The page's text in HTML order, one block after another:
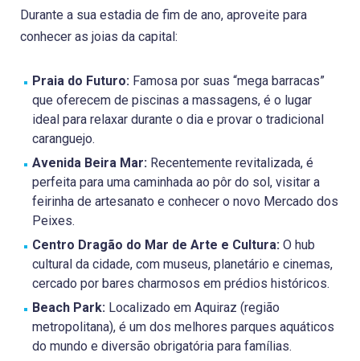
Durante a sua estadia de fim de ano, aproveite para
conhecer as joias da capital:
Praia do Futuro: Famosa por suas “mega barracas”
que oferecem de piscinas a massagens, é o lugar
ideal para relaxar durante o dia e provar o tradicional
caranguejo.
Avenida Beira Mar: Recentemente revitalizada, é
perfeita para uma caminhada ao pôr do sol, visitar a
feirinha de artesanato e conhecer o novo Mercado dos
Peixes.
Centro Dragão do Mar de Arte e Cultura: O hub
cultural da cidade, com museus, planetário e cinemas,
cercado por bares charmosos em prédios históricos.
Beach Park: Localizado em Aquiraz (região
metropolitana), é um dos melhores parques aquáticos
do mundo e diversão obrigatória para famílias.